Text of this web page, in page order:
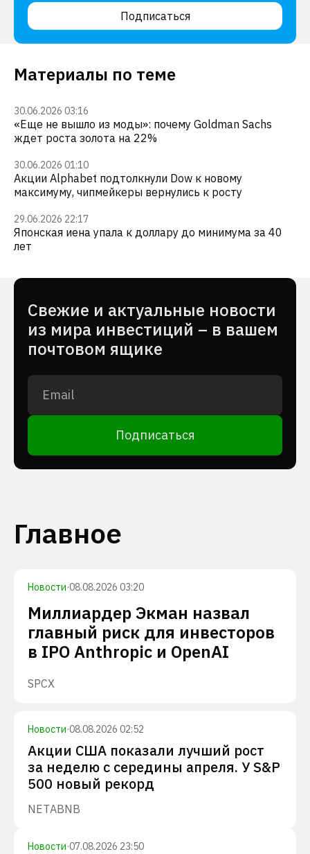
Подписаться
Материалы по теме
30.06.2026 03:16
«Еще не вышло из моды»: почему Goldman Sachs
ждет роста золота на 22%
30.06.2026 01:10
Акции Alphabet подтолкнули Dow к новому
максимуму, чипмейкеры вернулись к росту
29.06.2026 22:17
Японская иена упала к доллару до минимума за 40
лет
Cвежие и актуальные новости
из мира инвестиций – в вашем
почтовом ящике
Подписаться
Главное
Новости·08.08.2026 03:20
Миллиардер Экман назвал
главный риск для инвесторов
в IPO Anthropic и OpenAI
SPCX
Новости·08.08.2026 02:52
Акции США показали лучший рост
за неделю с середины апреля. У S&P
500 новый рекорд
NETABNB
Новости·07.08.2026 23:50